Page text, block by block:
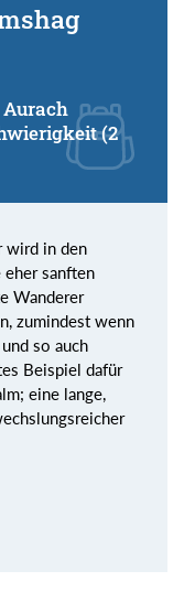
Aurach
(2
wird in den
sanften
Wanderer
zumindest wenn
so auch
Beispiel dafür
eine lange,